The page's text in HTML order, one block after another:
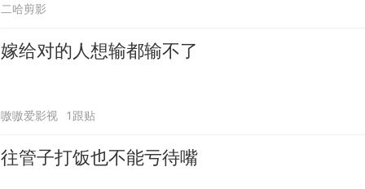
二哈剪影
嫁给对的人想输都输不了
嗷嗷爱影视 1跟贴
往管子打饭也不能亏待嘴